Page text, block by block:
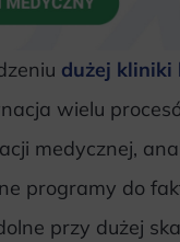
dużej kliniki
wielu
medycznej,
programy do
przy dużej